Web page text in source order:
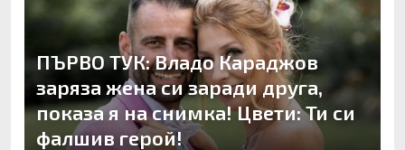
ПЪРВО ТУК: Владо Караджов
заряза жена си заради друга,
показа я на снимка! Цвети: Ти си
фалшив герой!